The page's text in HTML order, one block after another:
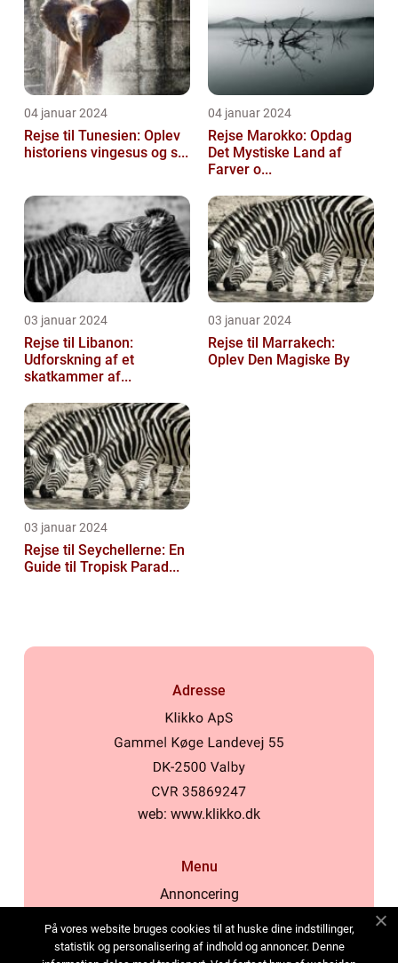
04 januar 2024
Rejse til Tunesien: Oplev
historiens vingesus og s...
04 januar 2024
Rejse Marokko: Opdag
Det Mystiske Land af
Farver o...
03 januar 2024
Rejse til Libanon:
Udforskning af et
skatkammer af...
03 januar 2024
Rejse til Marrakech:
Oplev Den Magiske By
03 januar 2024
Rejse til Seychellerne: En
Guide til Tropisk Parad...
Adresse
web: www.klikko.dk
Menu
Annoncering
Cookies
På vores website bruges cookies til at huske dine indstillinger,
statistik og personalisering af indhold og annoncer. Denne